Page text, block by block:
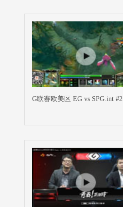
G联赛欧美区 EG vs SPG.int #2